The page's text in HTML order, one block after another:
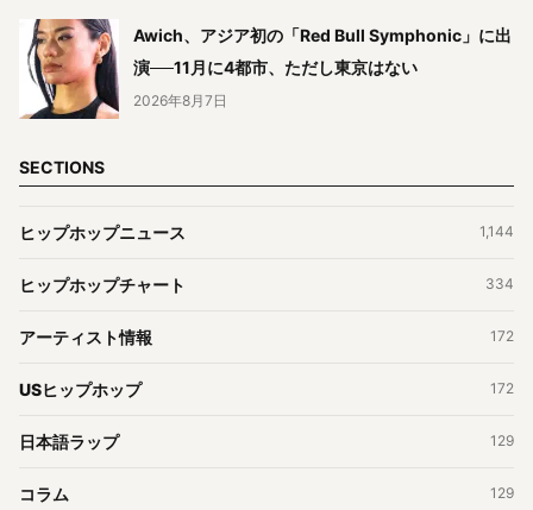
Awich、アジア初の「Red Bull Symphonic」に出
演──11月に4都市、ただし東京はない
2026年8月7日
SECTIONS
ヒップホップニュース 1,144
ヒップホップチャート 334
アーティスト情報 172
USヒップホップ 172
日本語ラップ 129
コラム 129